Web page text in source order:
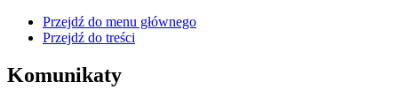
Przejdź do menu głównego
Przejdź do treści
Komunikaty